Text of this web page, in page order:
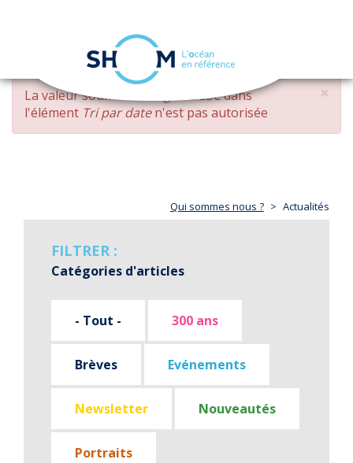
Aller
contenu
principal
navigation
×
MESSAGE
D'ERREUR
La valeur soumise changed DESCdans
l'élément Tri par daten'est pas autorisée
Qui sommes nous ? Actualités
FILTRER :
Catégories d'articles
- Tout - 300 ans
Brèves Evénements
Newsletter Nouveautés
Portraits